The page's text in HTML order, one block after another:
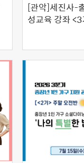
[관악]세진사-
성교육 강좌